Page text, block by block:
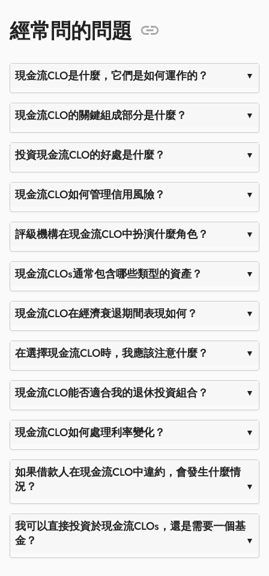
經常問的問題
現金流CLO是什麼，它們是如何運作的？
現金流CLO的關鍵組成部分是什麼？
投資現金流CLO的好處是什麼？
現金流CLO如何管理信用風險？
評級機構在現金流CLO中扮演什麼角色？
現金流CLOs通常包含哪些類型的資產？
現金流CLO在經濟衰退期間表現如何？
在選擇現金流CLO時，我應該注意什麼？
現金流CLO能否適合我的退休投資組合？
現金流CLO如何處理利率變化？
如果借款人在現金流CLO中違約，會發生什麼情
況？
我可以直接投資於現金流CLOs，還是需要一個基
金？